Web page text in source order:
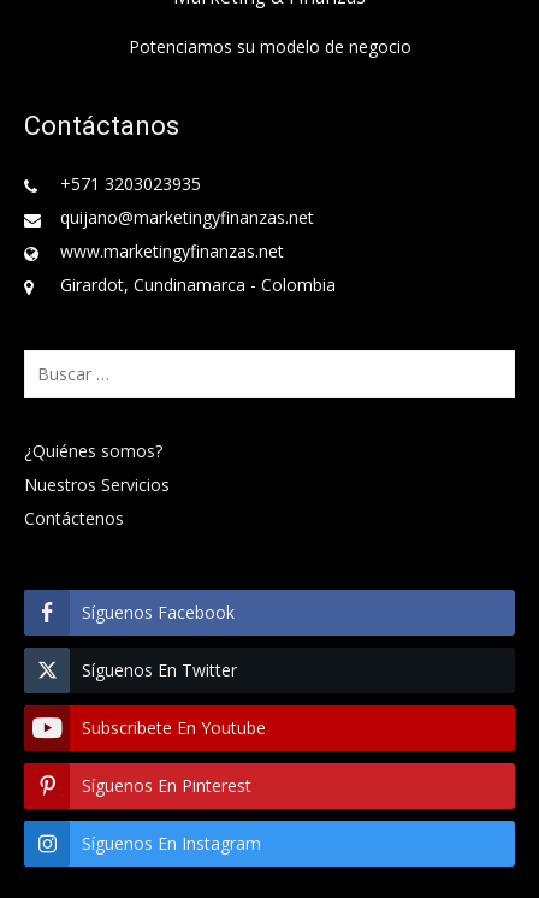
Potenciamos su modelo de negocio
Contáctanos
+571 3203023935
quijano@marketingyfinanzas.net
www.marketingyfinanzas.net
Girardot, Cundinamarca - Colombia
Buscar:
¿Quiénes somos?
Nuestros Servicios
Contáctenos
Síguenos Facebook
Síguenos En Twitter
Subscribete En Youtube
Síguenos En Pinterest
Síguenos En Instagram